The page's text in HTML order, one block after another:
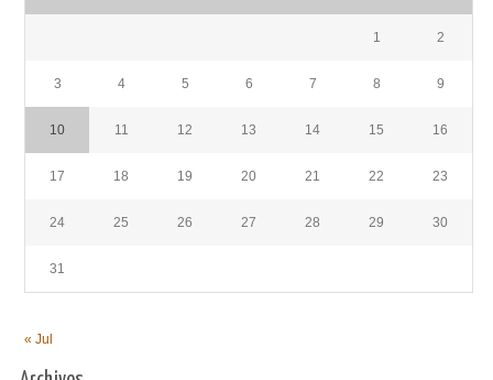
1 2
3 4 5 6 7 8 9
10 11 12 13 14 15 16
17 18 19 20 21 22 23
24 25 26 27 28 29 30
31
« Jul